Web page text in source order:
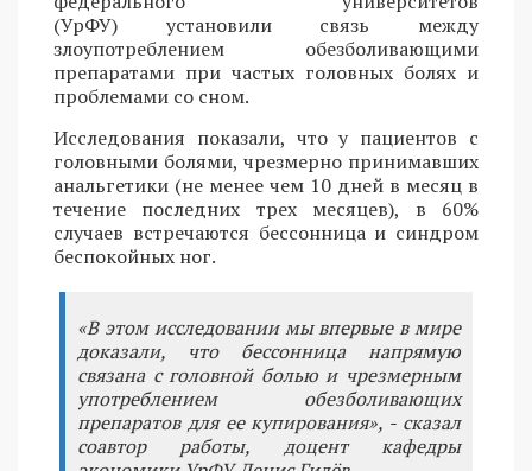
(УрФУ) установили связь между
злоупотреблением обезболивающими
препаратами при частых головных болях и
проблемами со сном.
Исследования показали, что у пациентов с
головными болями, чрезмерно принимавших
анальгетики (не менее чем 10 дней в месяц в
течение последних трех месяцев), в 60%
случаев встречаются бессонница и синдром
беспокойных ног.
«В этом исследовании мы впервые в мире
доказали, что бессонница напрямую
связана с головной болью и чрезмерным
употреблением обезболивающих
препаратов для ее купирования», - сказал
соавтор работы, доцент кафедры